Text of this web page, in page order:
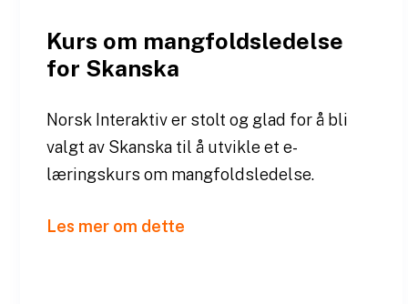
Kurs om mangfoldsledelse
for Skanska
Norsk Interaktiv er stolt og glad for å bli
valgt av Skanska til å utvikle et e-
læringskurs om mangfoldsledelse.
Les mer om dette